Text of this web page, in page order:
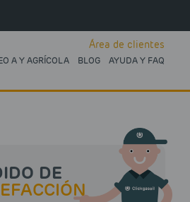
A Y AGRÍCOLA BLOG AYUDA Y FAQ
Área de clientes
DE